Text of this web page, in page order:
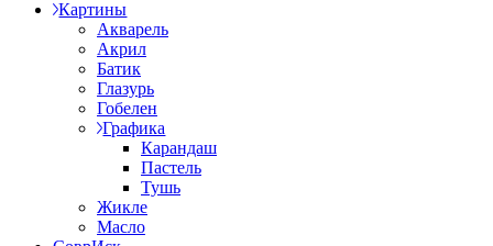
Картины
Акварель
Акрил
Батик
Глазурь
Гобелен
Графика
Карандаш
Пастель
Тушь
Жикле
Масло